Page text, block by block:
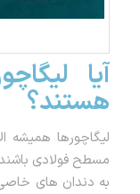
آیا
هستند؟
لیگاچورها همیشه
مسطح فولادی
به دندان های